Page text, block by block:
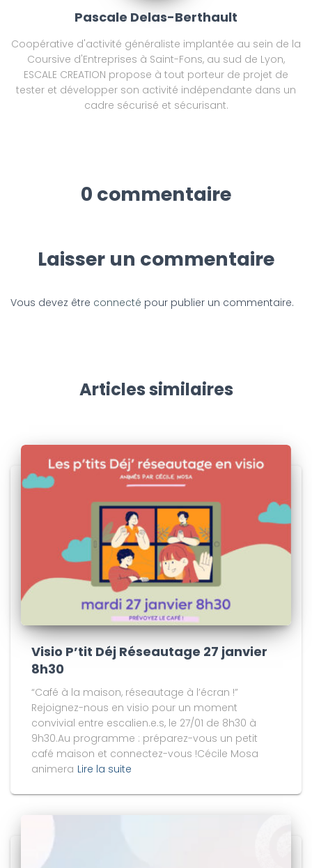
Pascale Delas-Berthault
Coopérative d'activité généraliste implantée au sein de la
Coursive d'Entreprises à Saint-Fons, au sud de Lyon,
ESCALE CREATION propose à tout porteur de projet de
tester et développer son activité indépendante dans un
cadre sécurisé et sécurisant.
0 commentaire
Laisser un commentaire
Vous devez être connecté pour publier un commentaire.
Articles similaires
Visio P’tit Déj Réseautage 27 janvier
8h30
“Café à la maison, réseautage à l’écran !”
Rejoignez-nous en visio pour un moment
convivial entre escalien.e.s, le 27/01 de 8h30 à
9h30.Au programme : préparez-vous un petit
café maison et connectez-vous !Cécile Mosa
animera Lire la suite